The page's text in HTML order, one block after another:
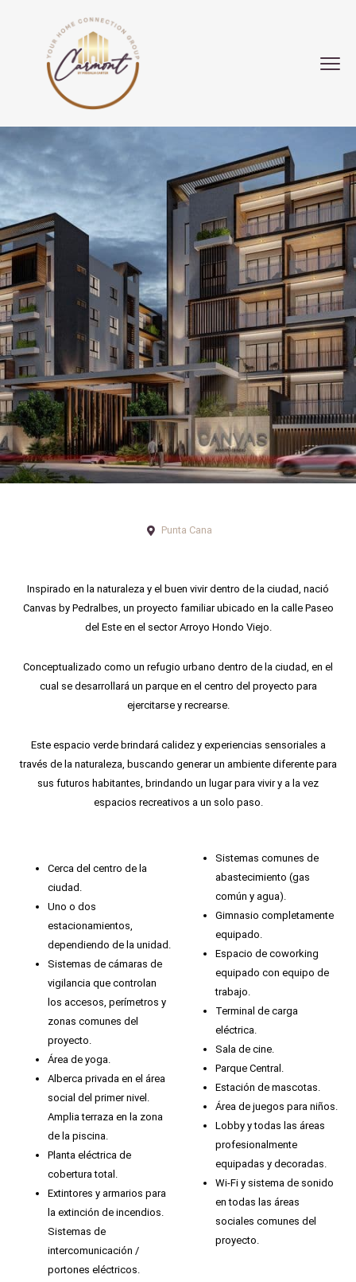
Punta Cana
Inspirado en la naturaleza y el buen vivir dentro de la ciudad, nació
Canvas by Pedralbes, un proyecto familiar ubicado en la calle Paseo
del Este en el sector Arroyo Hondo Viejo.
Conceptualizado como un refugio urbano dentro de la ciudad, en el
cual se desarrollará un parque en el centro del proyecto para
ejercitarse y recrearse.
Este espacio verde brindará calidez y experiencias sensoriales a
través de la naturaleza, buscando generar un ambiente diferente para
sus futuros habitantes, brindando un lugar para vivir y a la vez
espacios recreativos a un solo paso.
Cerca del centro de la
ciudad.
Uno o dos
estacionamientos,
dependiendo de la unidad.
Sistemas de cámaras de
vigilancia que controlan
los accesos, perímetros y
zonas comunes del
proyecto.
Área de yoga.
Alberca privada en el área
social del primer nivel.
Amplia terraza en la zona
de la piscina.
Planta eléctrica de
cobertura total.
Extintores y armarios para
la extinción de incendios.
Sistemas de
intercomunicación /
portones eléctricos.
Sistemas comunes de
abastecimiento (gas
común y agua).
Gimnasio completamente
equipado.
Espacio de coworking
equipado con equipo de
trabajo.
Terminal de carga
eléctrica.
Sala de cine.
Parque Central.
Estación de mascotas.
Área de juegos para niños.
Lobby y todas las áreas
profesionalmente
equipadas y decoradas.
Wi-Fi y sistema de sonido
en todas las áreas
sociales comunes del
proyecto.